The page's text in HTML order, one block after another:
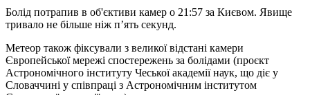
Болід потрапив в об'єктиви камер о 21:57 за Києвом. Явище
тривало не більше ніж п’ять секунд.
Метеор також фіксували з великої відстані камери
Європейської мережі спостережень за болідами (проєкт
Астрономічного інституту Чеської академії наук, що діє у
Словаччині у співпраці з Астрономічним інститутом